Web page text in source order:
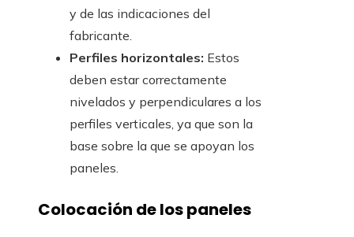
y de las indicaciones del
fabricante.
Perfiles horizontales: Estos
deben estar correctamente
nivelados y perpendiculares a los
perfiles verticales, ya que son la
base sobre la que se apoyan los
paneles.
Colocación de los paneles